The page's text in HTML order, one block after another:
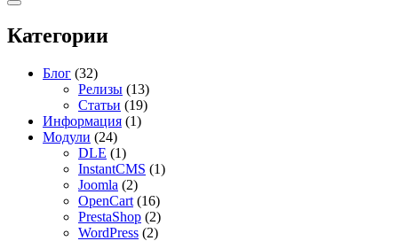
Категории
Блог (32)
Релизы (13)
Статьи (19)
Информация (1)
Модули (24)
DLE (1)
InstantCMS (1)
Joomla (2)
OpenCart (16)
PrestaShop (2)
WordPress (2)